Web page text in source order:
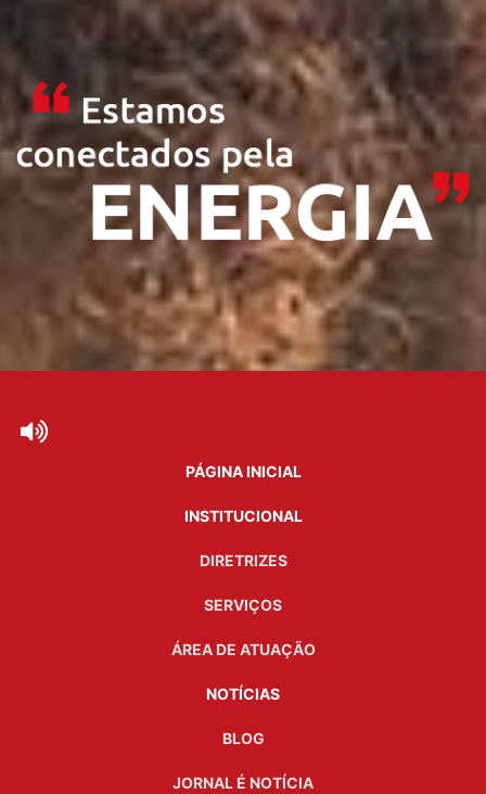
PÁGINA INICIAL
INSTITUCIONAL
DIRETRIZES
SERVIÇOS
ÁREA DE ATUAÇÃO
NOTÍCIAS
BLOG
JORNAL É NOTÍCIA